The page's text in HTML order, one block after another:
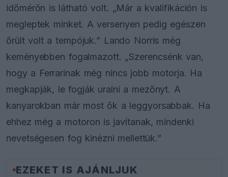
időmérőn is látható volt. „Már a kvalifikáción is
megleptek minket. A versenyen pedig egészen
őrült volt a tempójuk.” Lando Norris még
keményebben fogalmazott. „Szerencsénk van,
hogy a Ferrarinak még nincs jobb motorja. Ha
megkapják, le fogják uralni a mezőnyt. A
kanyarokban már most ők a leggyorsabbak. Ha
ehhez még a motoron is javítanak, mindenki
nevetségesen fog kinézni mellettük.”
EZEKET IS AJÁNLJUK